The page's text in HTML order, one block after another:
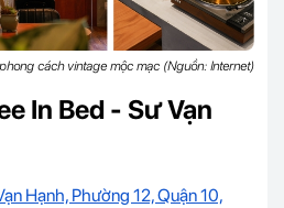
cách vintage mộc mạc (Nguồn: Internet)
In Bed - Sư Vạn
Hạnh, Phường 12, Quận 10,